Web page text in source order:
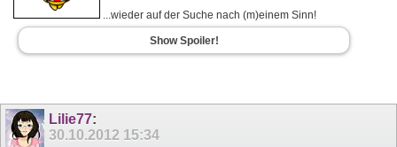
...wieder auf der Suche nach (m)einem Sinn!
Show Spoiler!
Lilie77:
30.10.2012 15:34